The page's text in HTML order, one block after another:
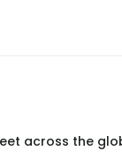
across the